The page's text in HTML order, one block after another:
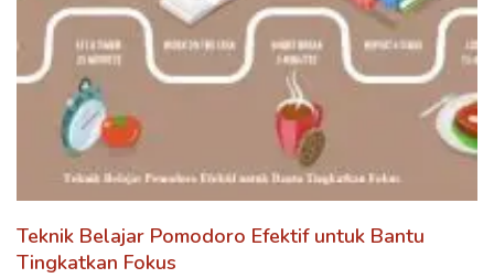
Teknik Belajar Pomodoro Efektif untuk Bantu
Tingkatkan Fokus